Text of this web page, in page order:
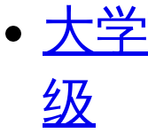
大
级